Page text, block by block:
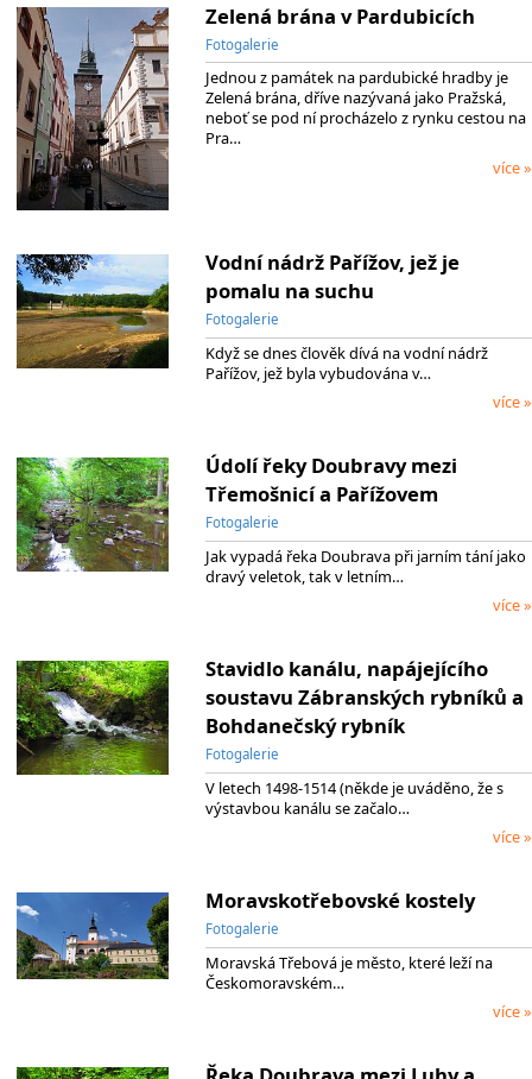
Zelená brána v Pardubicích
Fotogalerie
Jednou z památek na pardubické hradby je
Zelená brána, dříve nazývaná jako Pražská,
neboť se pod ní procházelo z rynku cestou na
Pra…
více »
Vodní nádrž Pařížov, jež je
pomalu na suchu
Fotogalerie
Když se dnes člověk dívá na vodní nádrž
Pařížov, jež byla vybudována v…
více »
Údolí řeky Doubravy mezi
Třemošnicí a Pařížovem
Fotogalerie
Jak vypadá řeka Doubrava při jarním tání jako
dravý veletok, tak v letním…
více »
Stavidlo kanálu, napájejícího
soustavu Zábranských rybníků a
Bohdanečský rybník
Fotogalerie
V letech 1498-1514 (někde je uváděno, že s
výstavbou kanálu se začalo…
více »
Moravskotřebovské kostely
Fotogalerie
Moravská Třebová je město, které leží na
Českomoravském…
více »